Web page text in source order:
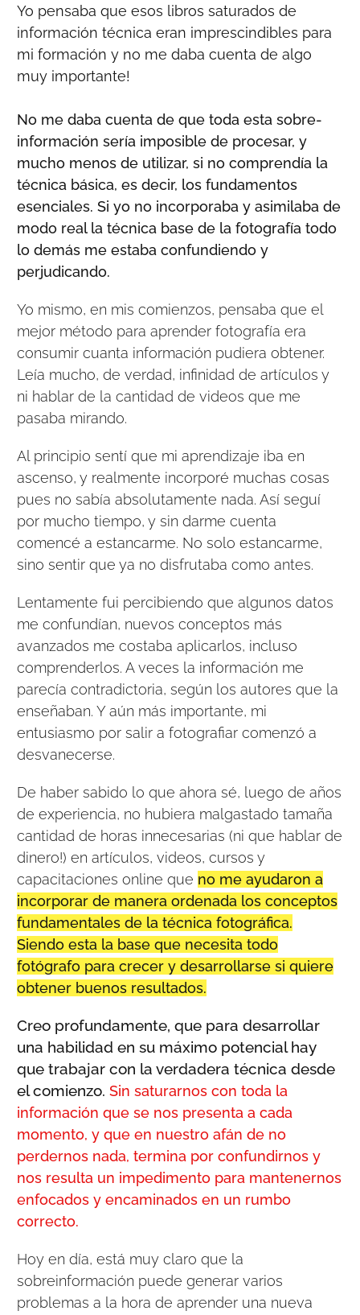
Yo pensaba que esos libros saturados de
información técnica eran imprescindibles para
mi formación y no me daba cuenta de algo
muy importante!
No me daba cuenta de que toda esta sobre-
información sería imposible de procesar, y
mucho menos de utilizar, si no comprendía la
técnica básica, es decir, los fundamentos
esenciales. Si yo no incorporaba y asimilaba de
modo real la técnica base de la fotografía todo
lo demás me estaba confundiendo y
perjudicando.
Yo mismo, en mis comienzos, pensaba que el
mejor método para aprender fotografía era
consumir cuanta información pudiera obtener.
Leía mucho, de verdad, infinidad de artículos y
ni hablar de la cantidad de videos que me
pasaba mirando.
Al principio sentí que mi aprendizaje iba en
ascenso, y realmente incorporé muchas cosas
pues no sabía absolutamente nada. Así seguí
por mucho tiempo, y sin darme cuenta
comencé a estancarme. No solo estancarme,
sino sentir que ya no disfrutaba como antes.
Lentamente fui percibiendo que algunos datos
me confundían, nuevos conceptos más
avanzados me costaba aplicarlos, incluso
comprenderlos. A veces la información me
parecía contradictoria, según los autores que la
enseñaban. Y aún más importante, mi
entusiasmo por salir a fotografiar comenzó a
desvanecerse.
De haber sabido lo que ahora sé, luego de años
de experiencia, no hubiera malgastado tamaña
cantidad de horas innecesarias (ni que hablar de
dinero!) en artículos, videos, cursos y
capacitaciones online que no me ayudaron a
incorporar de manera ordenada los conceptos
fundamentales de la técnica fotográfica.
Siendo esta la base que necesita todo
fotógrafo para crecer y desarrollarse si quiere
obtener buenos resultados.
Creo profundamente, que para desarrollar
una habilidad en su máximo potencial hay
que trabajar con la verdadera técnica desde
el comienzo. Sin saturarnos con toda la
información que se nos presenta a cada
momento, y que en nuestro afán de no
perdernos nada, termina por confundirnos y
nos resulta un impedimento para mantenernos
enfocados y encaminados en un rumbo
correcto.
Hoy en día, está muy claro que la
sobreinformación puede generar varios
problemas a la hora de aprender una nueva